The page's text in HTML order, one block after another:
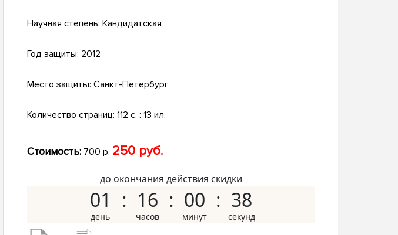
Научная степень: Кандидатская
Год защиты: 2012
Место защиты: Санкт-Петербург
Количество страниц: 112 с. : 13 ил.
Стоимость: 700 р.250 руб.
до окончания действия скидки
01 16 00 37